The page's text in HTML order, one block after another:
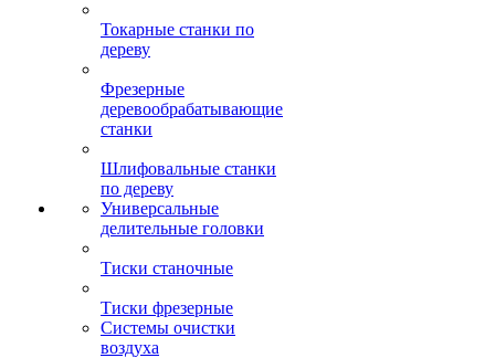
Токарные станки по
дереву
Фрезерные
деревообрабатывающие
станки
Шлифовальные станки
по дереву
Универсальные
делительные головки
Тиски станочные
Тиски фрезерные
Системы очистки
воздуха